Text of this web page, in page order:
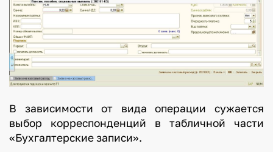
В зависимости от вида операции сужается
выбор корреспонденций в табличной части
«Бухгалтерские записи».